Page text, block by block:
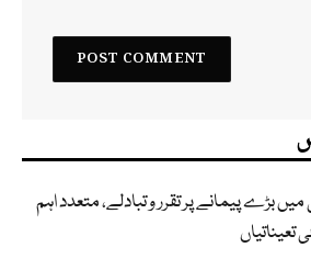
بڑے پیمانے پر تقرر و تبادلے، متعدد اہم
تعیناتیاں